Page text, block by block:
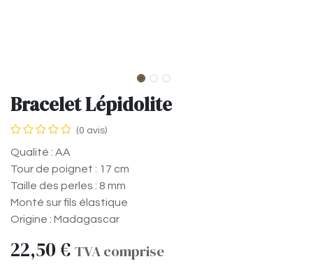
Bracelet Lépidolite
(0 avis)
Qualité : AA
Tour de poignet : 17 cm
Taille des perles : 8 mm
Monté sur fils élastique
Origine : Madagascar
22,50€ TVA comprise